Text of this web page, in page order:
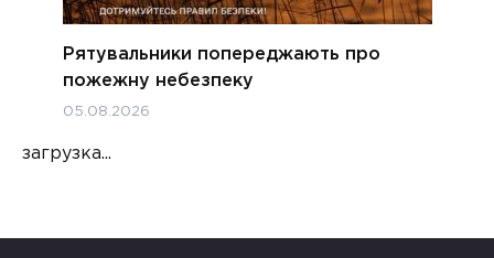
Рятувальники попереджають про
пожежну небезпеку
05.08.2026
загрузка...